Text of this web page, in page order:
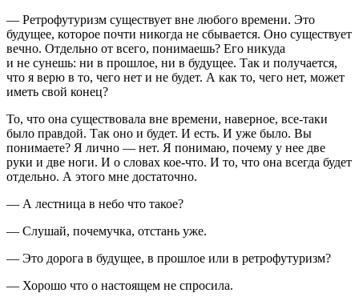
— Ретрофутуризм существует вне любого времени. Это
будущее, которое почти никогда не сбывается. Оно существует
вечно. Отдельно от всего, понимаешь? Его никуда
и не сунешь: ни в прошлое, ни в будущее. Так и получается,
что я верю в то, чего нет и не будет. А как то, чего нет, может
иметь свой конец?
То, что она существовала вне времени, наверное, все-таки
было правдой. Так оно и будет. И есть. И уже было. Вы
понимаете? Я лично — нет. Я понимаю, почему у нее две
руки и две ноги. И о словах кое-что. И то, что она всегда будет
отдельно. А этого мне достаточно.
— А лестница в небо что такое?
— Слушай, почемучка, отстань уже.
— Это дорога в будущее, в прошлое или в ретрофутуризм?
— Хорошо что о настоящем не спросила.